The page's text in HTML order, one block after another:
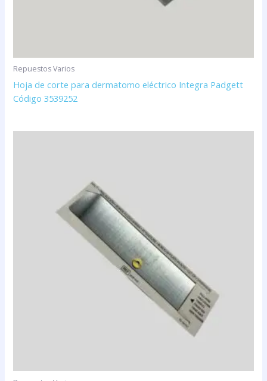
Repuestos Varios
Hoja de corte para dermatomo eléctrico Integra Padgett
Código 3539252